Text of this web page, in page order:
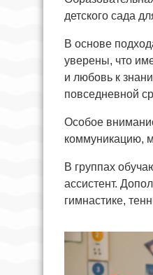
детского сада
В основе
уверены, что
и любовь к
повседневной
Особое
коммуникацию,
В группах
ассистент.
гимнастике,